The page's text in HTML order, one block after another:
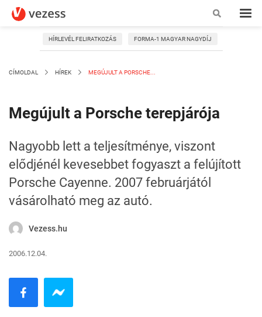
HÍRLEVÉL FELIRATKOZÁS FORMA-1 MAGYAR NAGYDÍJ
CÍMOLDAL HÍREK MEGÚJULT A PORSCHE...
Megújult a Porsche terepjárója
Nagyobb lett a teljesítménye, viszont
elődjénél kevesebbet fogyaszt a felújított
Porsche Cayenne. 2007 februárjától
vásárolható meg az autó.
Vezess.hu
2006.12.04.